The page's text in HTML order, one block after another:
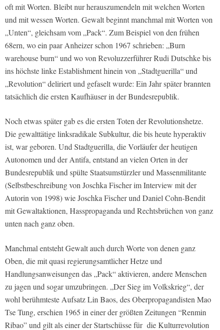
oft mit Worten. Bleibt nur herauszumendeln mit welchen Worten
und mit wessen Worten. Gewalt beginnt manchmal mit Worten von
„Unten“, gleichsam vom „Pack“. Zum Beispiel von den frühen
68ern, wo ein paar Anheizer schon 1967 schrieben: „Burn
warehouse burn“ und wo von Revoluzzerführer Rudi Dutschke bis
ins höchste linke Establishment hinein von „Stadtguerilla“ und
„Revolution“ deliriert und gefaselt wurde: Ein Jahr später brannten
tatsächlich die ersten Kaufhäuser in der Bundesrepublik.
Noch etwas später gab es die ersten Toten der Revolutionshetze.
Die gewalttätige linksradikale Subkultur, die bis heute hyperaktiv
ist, war geboren. Und Stadtguerilla, die Vorläufer der heutigen
Autonomen und der Antifa, entstand an vielen Orten in der
Bundesrepublik und spülte Staatsumstürzler und Massenmilitante
(Selbstbeschreibung von Joschka Fischer im Interview mit der
Autorin von 1998) wie Joschka Fischer und Daniel Cohn-Bendit
mit Gewaltaktionen, Hasspropaganda und Rechtsbrüchen von ganz
unten nach ganz oben.
Manchmal entsteht Gewalt auch durch Worte von denen ganz
Oben, die mit quasi regierungsamtlicher Hetze und
Handlungsanweisungen das „Pack“ aktivieren, andere Menschen
zu jagen und sogar umzubringen. „Der Sieg im Volkskrieg“, der
wohl berühmteste Aufsatz Lin Baos, des Oberpropagandisten Mao
Tse Tung, erschien 1965 in einer der größten Zeitungen “Renmin
Ribao” und gilt als einer der Startschüsse für die Kulturrevolution